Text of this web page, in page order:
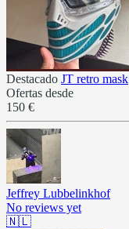
Destacado JT retro mask
Ofertas desde
150 €
Jeffrey Lubbelinkhof
No reviews yet
🇳🇱